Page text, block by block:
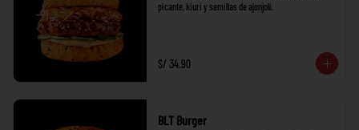
picante, kiuri y semillas de ajonjolí.
S/ 34.90
BLT Burger